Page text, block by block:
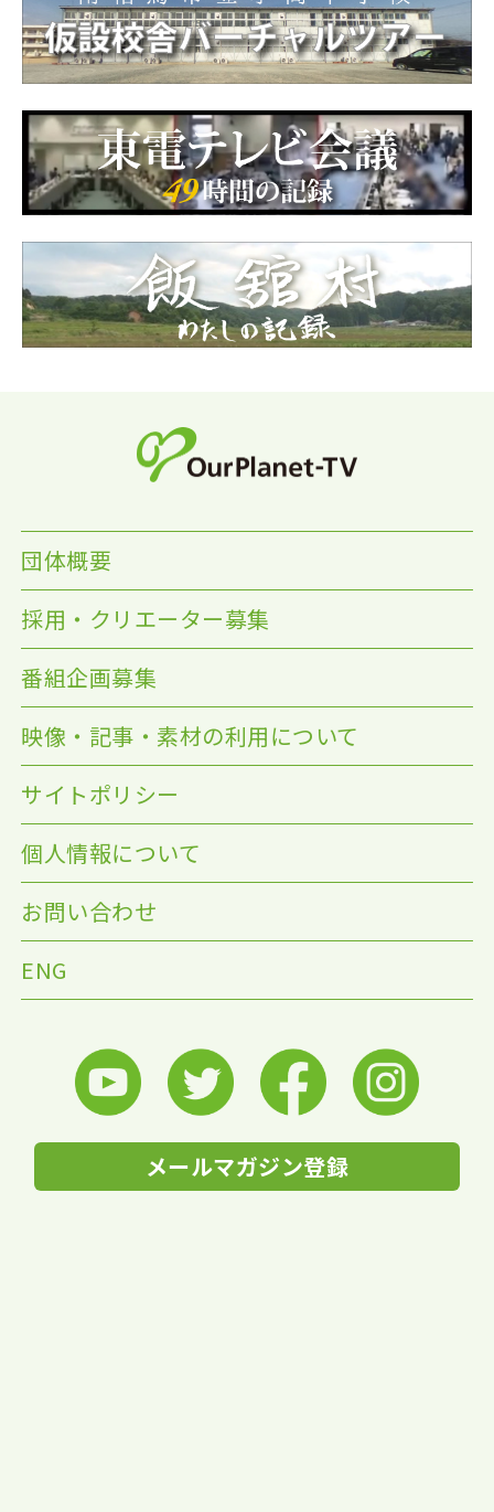
団体概要
採用・クリエーター募集
番組企画募集
映像・記事・素材の利用について
サイトポリシー
個人情報について
お問い合わせ
ENG
メールマガジン登録